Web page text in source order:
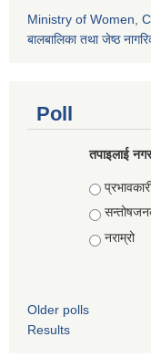
Ministry of Women,
बालबालिका तथा जेष्ठ
Poll
तपाइलाई
Choices
नराम्रो
Older polls
Results